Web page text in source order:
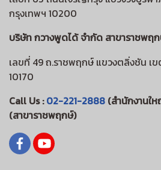
กรุงเทพฯ 10200
บริษัท กวางพูดได้ จำกัด สาขาราชพฤ
เลขที่ 49 ถ.ราชพฤกษ์ แขวงตลิ่งชัน เ
10170
Call Us :02-221-2888 (สำนักงานใ
(สาขาราชพฤกษ์)